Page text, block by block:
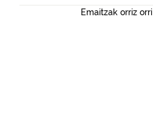
Emaitzak orriz orri